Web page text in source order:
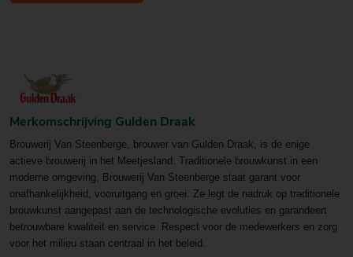
Merkomschrijving Gulden Draak
Brouwerij Van Steenberge, brouwer van Gulden Draak, is de enige
actieve brouwerij in het Meetjesland. Traditionele brouwkunst in een
moderne omgeving, Brouwerij Van Steenberge staat garant voor
onafhankelijkheid, vooruitgang en groei. Ze legt de nadruk op traditionele
brouwkunst aangepast aan de technologische evoluties en garandeert
betrouwbare kwaliteit en service. Respect voor de medewerkers en zorg
voor het milieu staan centraal in het beleid.